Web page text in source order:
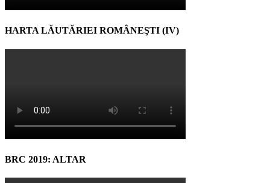
HARTA LĂUTĂRIEI ROMÂNEŞTI (IV)
BRC 2019: ALTAR